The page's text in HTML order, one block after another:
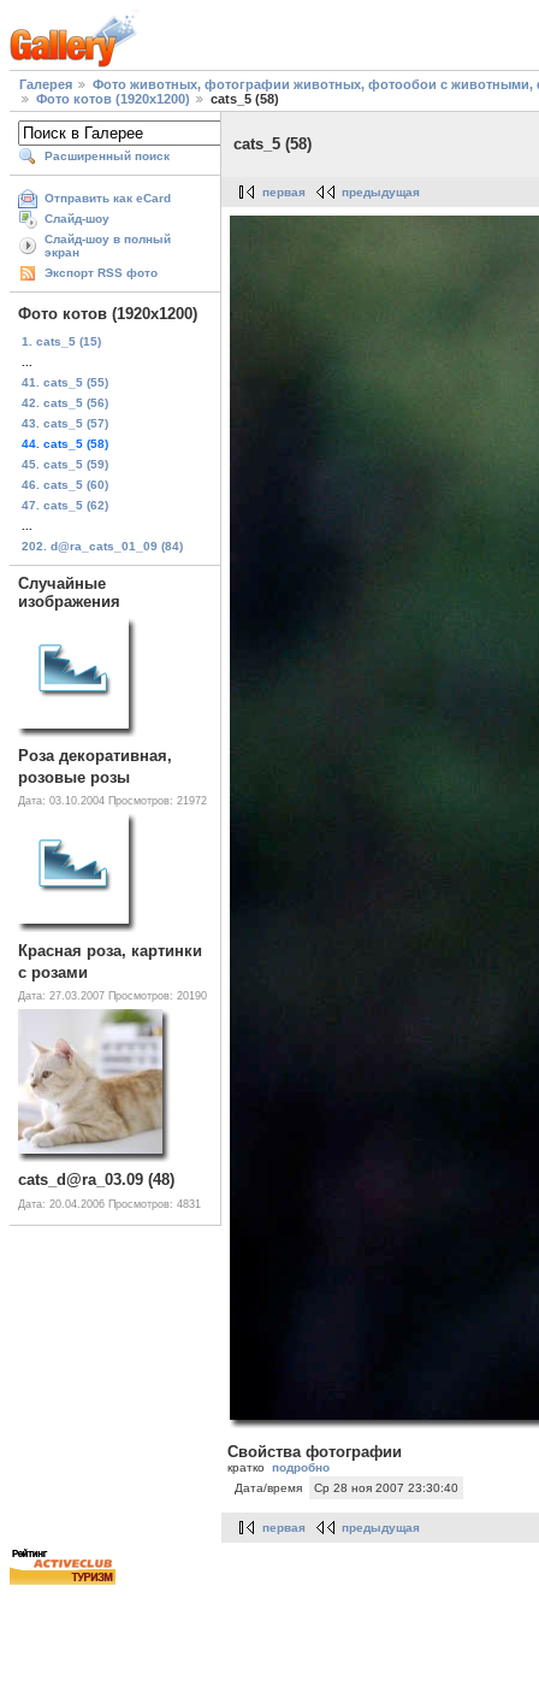
Галерея
Фото животных, фотографии животных, фотообои с
Фото котов (1920х1200)
cats_5 (58)
Расширенный поиск
Отправить как eCard
Слайд-шоу
Слайд-шоу в полный
экран
Экспорт RSS фото
Фото котов (1920х1200)
1. cats_5 (15)
41. cats_5 (55)
42. cats_5 (56)
43. cats_5 (57)
44. cats_5 (58)
45. cats_5 (59)
46. cats_5 (60)
47. cats_5 (62)
202. d@ra_cats_01_09 (84)
Случайные
изображения
Роза декоративная,
розовые розы
Дата: 03.10.2004 Просмотров: 21972
Красная роза, картинки
с розами
Дата: 27.03.2007 Просмотров: 20190
cats_d@ra_03.09 (48)
Дата: 20.04.2006 Просмотров: 4831
cats_5 (58)
первая предыдущая
Свойства фотографии
кратко подробно
Дата/время
Ср 28 ноя 2007 23:30:40
первая предыдущая